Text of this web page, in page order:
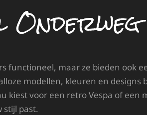
functioneel, maar ze bieden ook
modellen, kleuren en designs
kiest voor een retro Vespa of een
stijl past.